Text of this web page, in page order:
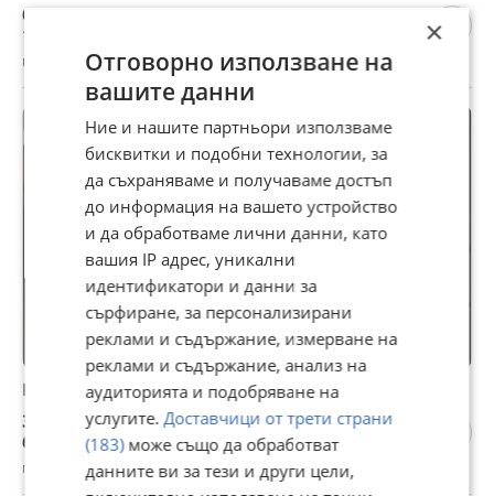
600 €
1 173,50 лв
гр. Хасково, днес, 11:51
Померан мини шпицове
350 €
684,54 лв
гр. Велико Търново, Център, 02 август
×
Отговорно използване на
вашите данни
Ние и нашите партньори използваме
бисквитки и подобни технологии, за
да съхраняваме и получаваме достъп
до информация на вашето устройство
и да обработваме лични данни, като
вашия IP адрес, уникални
идентификатори и данни за
сърфиране, за персонализирани
реклами и съдържание, измерване на
реклами и съдържание, анализ на
аудиторията и подобряване на
услугите.Доставчици от трети страни
(183)може също да обработват
данните ви за тези и други цели,